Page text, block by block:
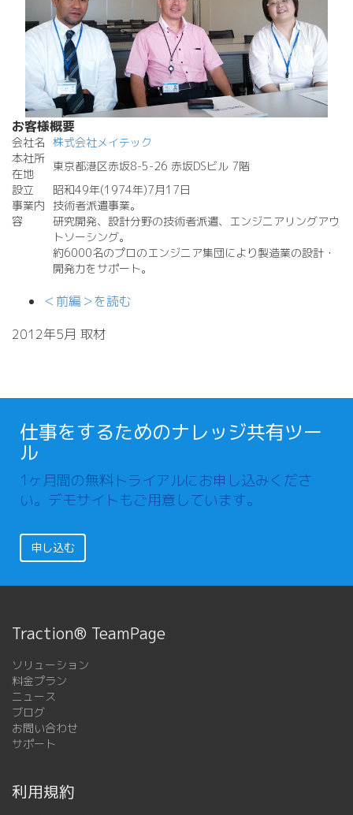
お客様概要
会社名 株式会社メイテック
本社所
在地
東京都港区赤坂8-5-26 赤坂DSビル 7階
設立
昭和49年(1974年)7月17日
事業内
容
技術者派遣事業。
研究開発、設計分野の技術者派遣、エンジニアリングアウ
トソーシング。
約6000名のプロのエンジニア集団により製造業の設計・
開発力をサポート。
＜前編＞を読む
2012年5月 取材
仕事をするためのナレッジ共有ツー
ル
1ヶ月間の無料トライアルにお申し込みくださ
い。デモサイトもご用意しています。
申し込む
Traction® TeamPage
ソリューション
料金プラン
ニュース
ブログ
お問い合わせ
サポート
利用規約